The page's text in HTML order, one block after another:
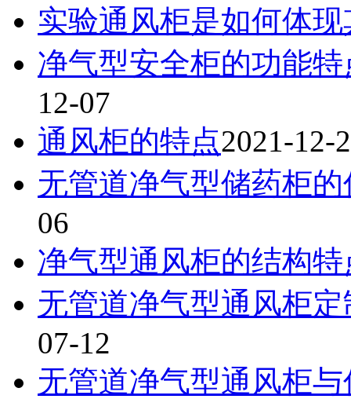
实验通风柜是如何体
净气型安全柜的功能
12-07
通风柜的特点2021-12-
无管道净气型储药柜
06
净气型通风柜的结构
无管道净气型通风柜
07-12
无管道净气型通风柜